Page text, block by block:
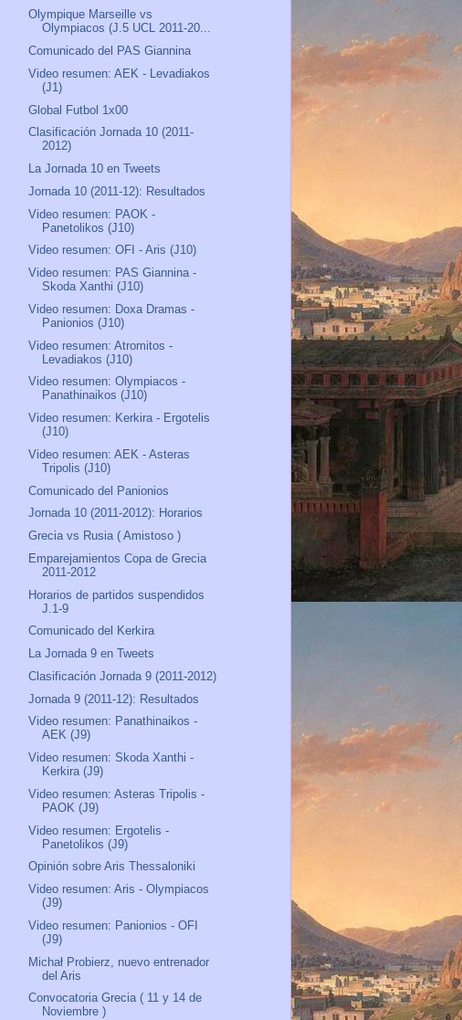
Olympique Marseille vs
Olympiacos (J.5 UCL 2011-20...
Comunicado del PAS Giannina
Video resumen: AEK - Levadiakos
(J1)
Global Futbol 1x00
Clasificación Jornada 10 (2011-
2012)
La Jornada 10 en Tweets
Jornada 10 (2011-12): Resultados
Video resumen: PAOK -
Panetolikos (J10)
Video resumen: OFI - Aris (J10)
Video resumen: PAS Giannina -
Skoda Xanthi (J10)
Video resumen: Doxa Dramas -
Panionios (J10)
Video resumen: Atromitos -
Levadiakos (J10)
Video resumen: Olympiacos -
Panathinaikos (J10)
Video resumen: Kerkira - Ergotelis
(J10)
Video resumen: AEK - Asteras
Tripolis (J10)
Comunicado del Panionios
Jornada 10 (2011-2012): Horarios
Grecia vs Rusia ( Amistoso )
Emparejamientos Copa de Grecia
2011-2012
Horarios de partidos suspendidos
J.1-9
Comunicado del Kerkira
La Jornada 9 en Tweets
Clasificación Jornada 9 (2011-2012)
Jornada 9 (2011-12): Resultados
Video resumen: Panathinaikos -
AEK (J9)
Video resumen: Skoda Xanthi -
Kerkira (J9)
Video resumen: Asteras Tripolis -
PAOK (J9)
Video resumen: Ergotelis -
Panetolikos (J9)
Opinión sobre Aris Thessaloniki
Video resumen: Aris - Olympiacos
(J9)
Video resumen: Panionios - OFI
(J9)
Michał Probierz, nuevo entrenador
del Aris
Convocatoria Grecia ( 11 y 14 de
Noviembre )